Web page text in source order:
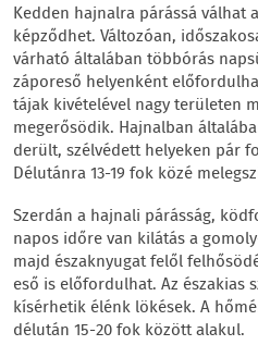
Kedden hajnalra párássá válhat
képződhet. Változóan,
várható általában többórás
záporeső helyenként
tájak kivételével nagy területen
megerősödik. Hajnalban
derült, szélvédett helyeken pár
Délutánra 13-19 fok közé
Szerdán a hajnali párásság,
napos időre van kilátás a
majd északnyugat felől
eső is előfordulhat. Az északias
kísérhetik élénk lökések. A
délután 15-20 fok között alakul.